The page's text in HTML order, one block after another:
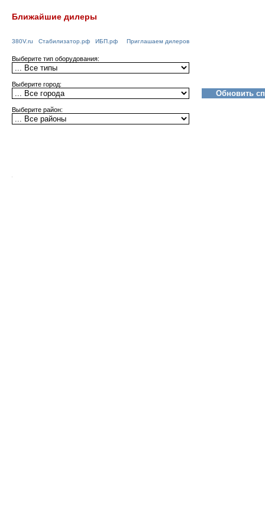
Ближайшие дилеры
380V.ru Стабилизатор.рф ИБП.рф Приглашаем дилеров
Выберите тип оборудования:
Выберите город:
Выберите район: